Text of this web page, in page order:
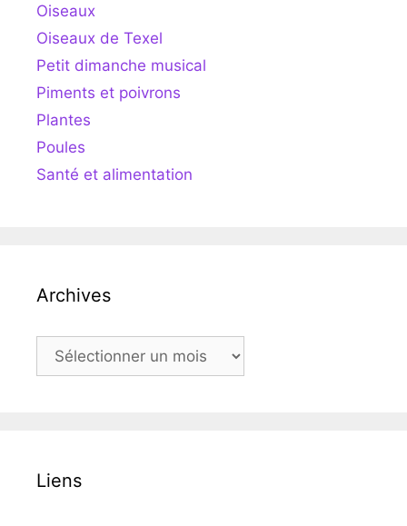
Oiseaux
Oiseaux de Texel
Petit dimanche musical
Piments et poivrons
Plantes
Poules
Santé et alimentation
Archives
Archives
Liens